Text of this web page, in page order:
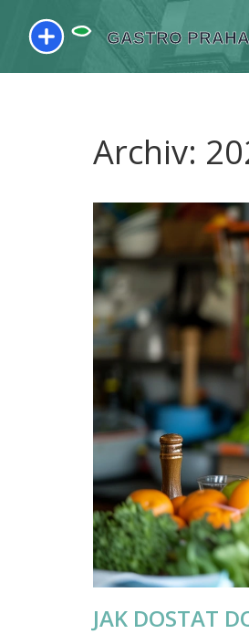
Archiv:
JAK DOSTAT